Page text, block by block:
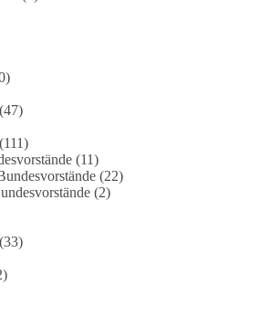
Russland nicht!
Berlin am Brandenburger Tor die
„Russland ist nicht unser
von der
Sevim Dağdelen (BSW).
(47)
(111)
(11)
(22)
(2)
(33)